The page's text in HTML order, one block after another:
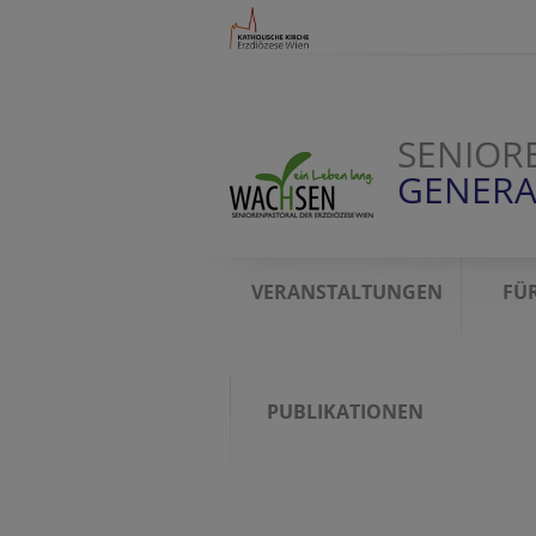
VERANSTALTUNGEN
PUBLIKATIONEN